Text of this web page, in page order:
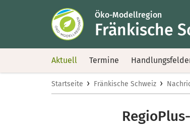
Öko-Modellregion
Fränkische
Aktuell Termine
Startseite › Fränkische Schweiz ›